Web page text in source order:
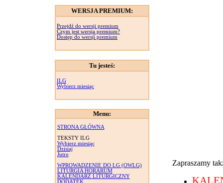
WERSJA PREMIUM:
Przejdź do wersji premium
Czym jest wersja premium?
Dostęp do wersji premium
Tu jesteś:
ILG
Wybierz miesiąc
Menu:
STRONA GŁÓWNA
TEKSTY ILG
Wybierz miesiąc
Dzisiaj
Jutro
WPROWADZENIE DO LG (OWLG)
LITURGIA HORARUM
KALENDARZ LITURGICZNY
DODATEK
Zapraszamy